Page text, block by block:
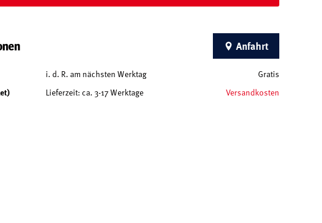
Anfahrt
i. d. R. am nächsten Werktag Gratis
Lieferzeit: ca. 3-17 Werktage Versandkosten